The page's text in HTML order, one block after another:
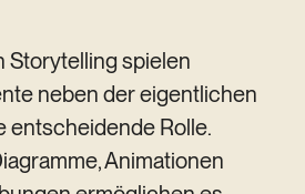
Storytelling spielen
neben der eigentlichen
entscheidende Rolle.
Animationen